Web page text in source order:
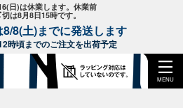
日)は休業します。休業前
は8月8日15時です。
8(土)までに発送します
時頃までのご注文を出荷予定
MENU